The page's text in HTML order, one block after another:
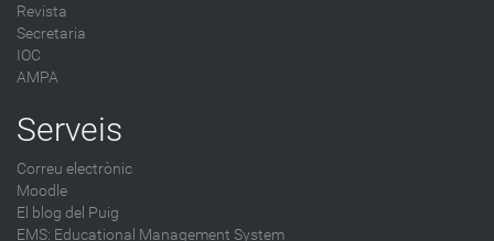
Revista
Secretaria
IOC
AMPA
Serveis
Correu electrònic
Moodle
El blog del Puig
EMS: Educational Management System